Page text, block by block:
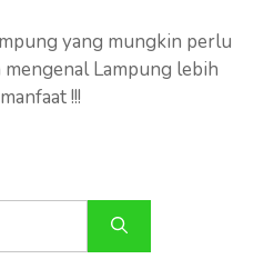
yang mungkin perlu
Lampung lebih
!!!